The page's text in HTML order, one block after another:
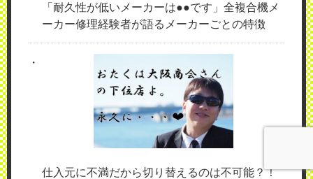
「耐久性が低いメーカーは●●です」全複合機メ
ーカー修理経験者が語るメーカーごとの特徴
仕入元に不満だから切り替えるのは不可能？！